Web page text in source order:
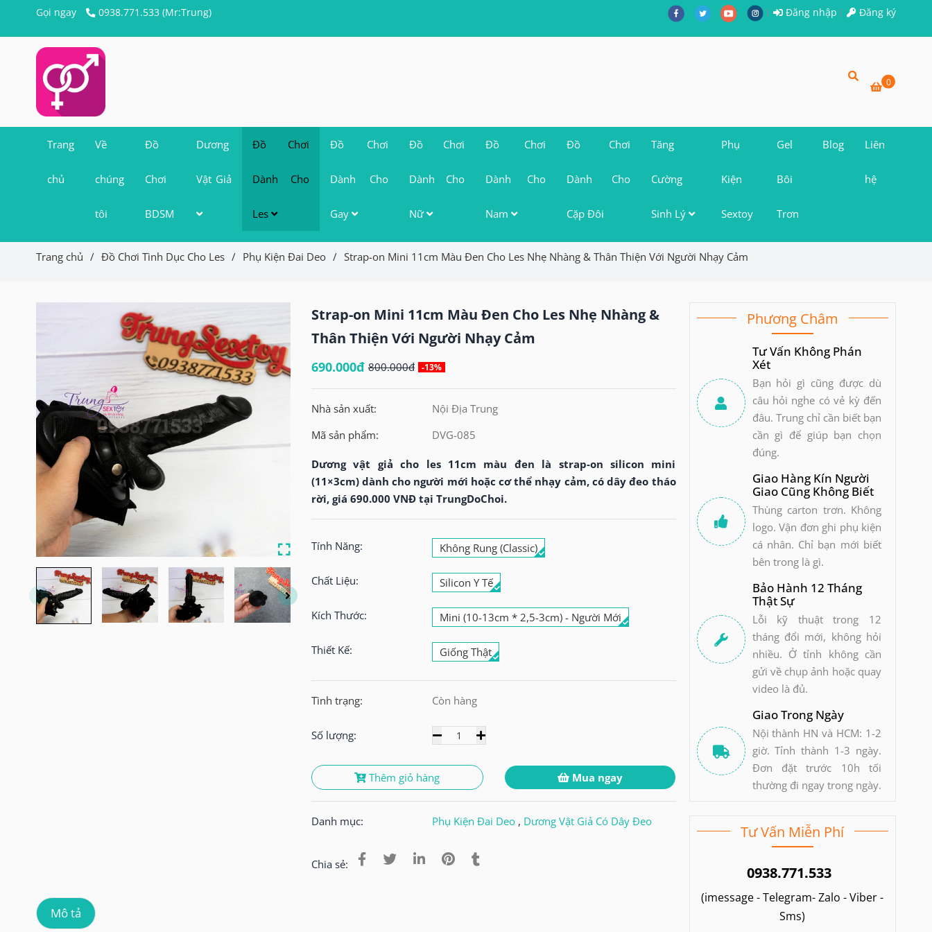
Gọi ngay 0938.771.533 (Mr:Trung) Đăng nhập Đăng ký
0
Trang
chủ
Về
chúng
tôi
Đồ
Chơi
BDSM
Dương
Vật Giả
Đồ Chơi
Dành Cho
Les
Đồ Chơi
Dành Cho
Gay
Đồ Chơi
Dành Cho
Nữ
Đồ Chơi
Dành Cho
Nam
Đồ Chơi
Dành Cho
Cặp Đôi
Tăng
Cường
Sinh Lý
Phụ
Kiện
Sextoy
Gel
Bôi
Trơn
Blog Liên
hệ
Trang chủ / Đồ Chơi Tình Dục Cho Les / Phụ Kiện Đai Deo / Strap-on Mini 11cm Màu Đen Cho Les Nhẹ Nhàng & Thân Thiện Với Người Nhạy Cảm
Strap-on Mini 11cm Màu Đen Cho Les Nhẹ Nhàng &
Thân Thiện Với Người Nhạy Cảm
690.000đ 800.000đ -13%
Nhà sản xuất:
Nội Địa Trung
Mã sản phẩm:
DVG-085
Dương vật giả cho les 11cm màu đen là strap-on silicon mini
(11×3cm) dành cho người mới hoặc cơ thể nhạy cảm, có dây đeo tháo
rời, giá 690.000 VNĐ tại TrungDoChoi.
Tính Năng: Không Rung (Classic)
Chất Liệu: Silicon Y Tế
Kích Thước: Mini (10-13cm * 2,5-3cm) - Người Mới
Thiết Kế: Giống Thật
Tình trạng: Còn hàng
Số lượng:
Thêm giỏ hàng Mua ngay
Danh mục: Phụ Kiện Đai Deo , Dương Vật Giả Có Dây Đeo
Chia sẻ:
Mô tả
Phương Châm
Tư Vấn Không Phán
Xét
Bạn hỏi gì cũng được dù
câu hỏi nghe có vẻ kỳ đến
đâu. Trung chỉ cần biết bạn
cần gì để giúp bạn chọn
đúng.
Giao Hàng Kín Người
Giao Cũng Không Biết
Thùng carton trơn. Không
logo. Vận đơn ghi phụ kiện
cá nhân. Chỉ bạn mới biết
bên trong là gì.
Bảo Hành 12 Tháng
Thật Sự
Lỗi kỹ thuật trong 12
tháng đổi mới, không hỏi
nhiều. Ở tỉnh không cần
gửi về chụp ảnh hoặc quay
video là đủ.
Giao Trong Ngày
Nội thành HN và HCM: 1-2
giờ. Tỉnh thành 1-3 ngày.
Đơn đặt trước 10h tối
thường đi ngay trong ngày.
Tư Vấn Miễn Phí
0938.771.533
(imessage - Telegram- Zalo - Viber -
Sms)